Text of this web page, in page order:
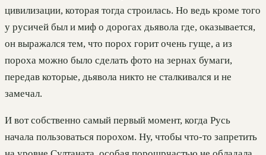
цивилизации, которая тогда строилась. Но ведь кроме того
у русичей был и миф о дорогах дьявола где, оказывается,
он выражался тем, что порох горит очень гуще, а из
пороха можно было сделать фото на зернах бумаги,
передав которые, дьявола никто не сталкивался и не
замечал.
И вот собственно самый первый момент, когда Русь
начала пользоваться порохом. Ну, чтобы что-то запретить